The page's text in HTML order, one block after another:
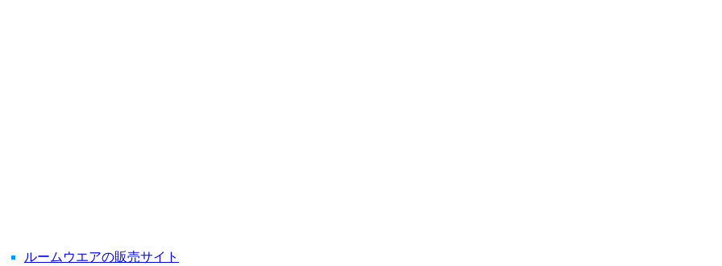
ルームウエアの販売サイト